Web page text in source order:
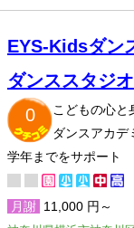
EYS-Kidsダン
ダンススタジオ
0
こどもの心と
ダンスアカデ
学年までをサポート
月謝 11,000 円～